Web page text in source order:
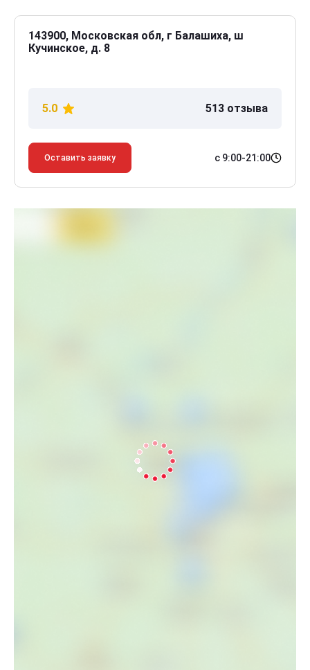
143900, Московская обл, г Балашиха, ш
Кучинское, д. 8
5.0 513 отзыва
Оставить заявку с 9:00-21:00